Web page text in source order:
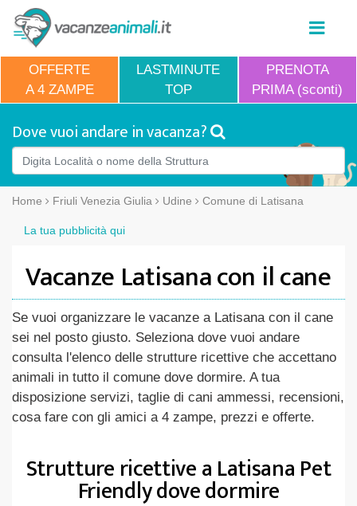
OFFERTE
A 4 ZAMPE
LASTMINUTE
TOP
PRENOTA
PRIMA (sconti)
Dove vuoi andare in vacanza?
Home Friuli Venezia Giulia Udine Comune di Latisana
La tua pubblicità qui
Vacanze Latisana con il cane
Se vuoi organizzare le vacanze a Latisana con il cane
sei nel posto giusto. Seleziona dove vuoi andare
consulta l'elenco delle strutture ricettive che accettano
animali in tutto il comune dove dormire. A tua
disposizione servizi, taglie di cani ammessi, recensioni,
cosa fare con gli amici a 4 zampe, prezzi e offerte.
Strutture ricettive a Latisana Pet
Friendly dove dormire